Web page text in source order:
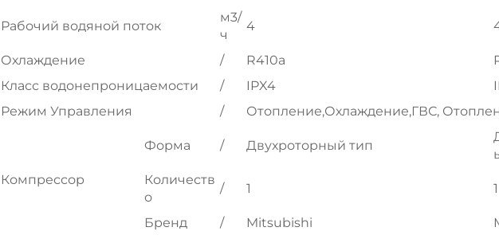
Рабочий водяной поток
м3/
ч
4
Охлаждение / R410a
Класс водонепроницаемости
/ IPX4
Режим Управления
/ Отопление,Охлаждение,ГВС,
Компрессор
Форма / Двухроторный тип
Количеств
о
/ 1 1
Бренд / Mitsubishi